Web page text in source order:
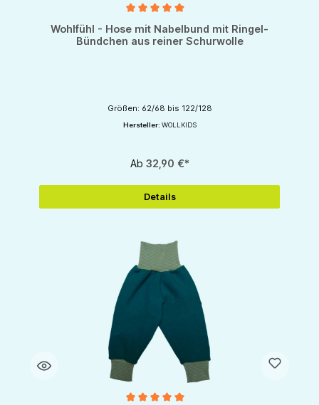
Durchschnittliche Bewertung von 5 von 5 Sternen
Wohlfühl - Hose mit Nabelbund mit Ringel-
Bündchen aus reiner Schurwolle
Größen: 62/68 bis 122/128
Hersteller: WOLLKIDS
Ab 32,90 €*
Details